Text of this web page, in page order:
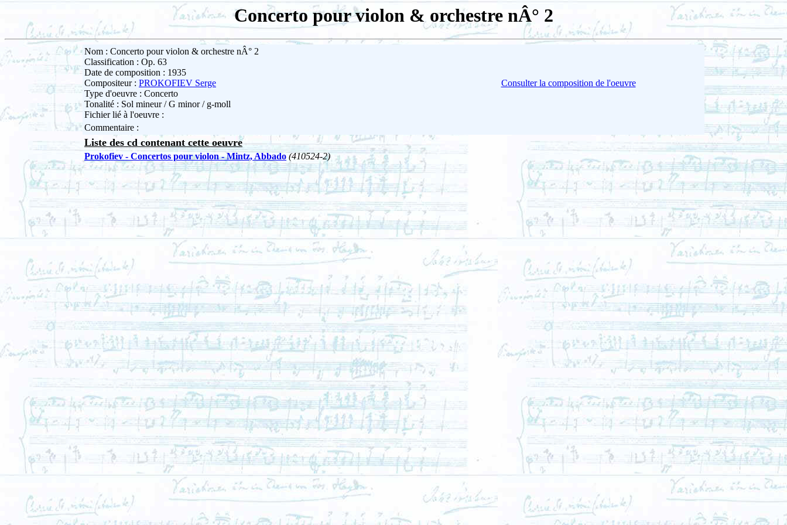
Concerto pour violon & orchestre nÂ° 2
Nom : Concerto pour violon & orchestre nÂ° 2
Classification : Op. 63
Date de composition : 1935
Compositeur : PROKOFIEV Serge
Type d'oeuvre : Concerto
Tonalité : Sol mineur / G minor / g-moll
Fichier lié à l'oeuvre :
Consulter la composition de l'oeuvre
Commentaire :
Liste des cd contenant cette oeuvre
Prokofiev - Concertos pour violon - Mintz, Abbado (410524-2)